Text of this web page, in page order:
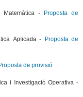
Matemàtica -
Proposta de
Aplicada -
Proposta de
de provisió
i Investigació Operativa -